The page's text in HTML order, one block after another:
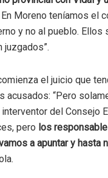
Moreno teníamos el
y no al pueblo.
el juicio que
“Pero
del Consejo
pero los
a apuntar y hasta